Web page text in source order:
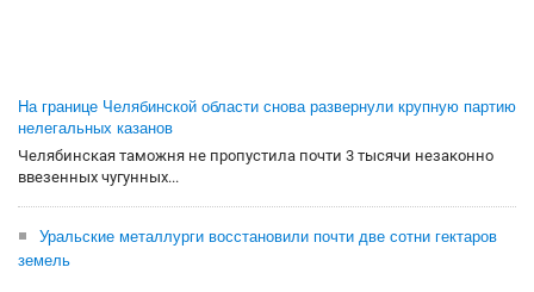
На границе Челябинской области снова развернули крупную партию
нелегальных казанов
Челябинская таможня не пропустила почти 3 тысячи незаконно
ввезенных чугунных...
Уральские металлурги восстановили почти две сотни гектаров
земель